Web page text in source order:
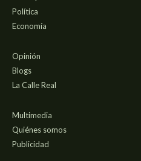
Política
Economía
Opinión
Blogs
La Calle Real
Multimedia
Quiénes somos
Publicidad